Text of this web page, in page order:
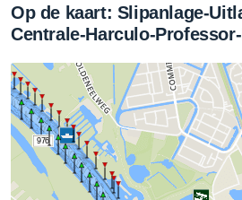
Op de kaart: Slipanlage-
Centrale-Harculo-
976